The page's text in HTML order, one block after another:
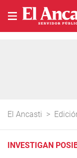
El Ancasti >
INVESTIGAN